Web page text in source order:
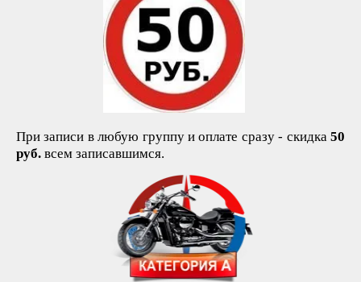
При записи в любую группу и оплате сразу - скидка 50
руб. всем записавшимся.